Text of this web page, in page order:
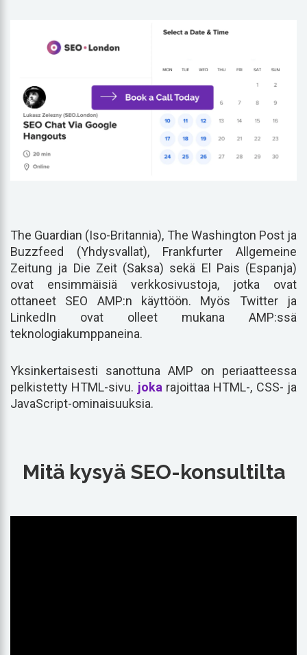
The Guardian (Iso-Britannia), The Washington Post ja
Buzzfeed (Yhdysvallat), Frankfurter Allgemeine
Zeitung ja Die Zeit (Saksa) sekä El Pais (Espanja)
ovat ensimmäisiä verkkosivustoja, jotka ovat
ottaneet SEO AMP:n käyttöön. Myös Twitter ja
LinkedIn ovat olleet mukana AMP:ssä
teknologiakumppaneina.
Yksinkertaisesti sanottuna AMP on periaatteessa
pelkistetty HTML-sivu. jokarajoittaa HTML-, CSS- ja
JavaScript-ominaisuuksia.
Mitä kysyä SEO-konsultilta